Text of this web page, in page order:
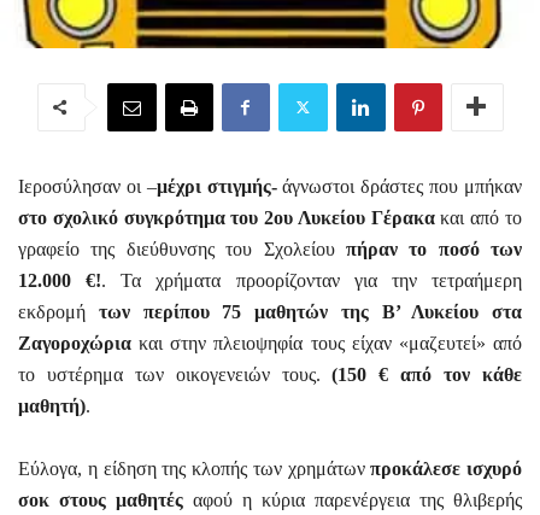
Ιεροσύλησαν οι –μέχρι στιγμής-άγνωστοι δράστες που μπήκαν
στο σχολικό συγκρότημα του 2ου Λυκείου Γέρακακαι από το
γραφείο της διεύθυνσης του Σχολείου πήραν το ποσό των
12.000 €!. Τα χρήματα προορίζονταν για την τετραήμερη
εκδρομή των περίπου 75 μαθητών της Β’ Λυκείου στα
Ζαγοροχώρια και στην πλειοψηφία τους είχαν «μαζευτεί» από
το υστέρημα των οικογενειών τους.(150 € από τον κάθε
μαθητή).
Εύλογα, η είδηση της κλοπής των χρημάτωνπροκάλεσε ισχυρό
σοκ στους μαθητές αφού η κύρια παρενέργεια της θλιβερής